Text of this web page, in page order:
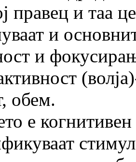
правец и таа
и
и
обем.
е